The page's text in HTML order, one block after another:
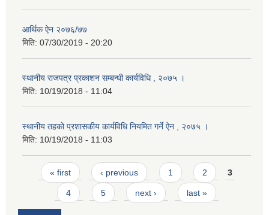
आर्थिक ऐन २०७६/७७
मिति: 07/30/2019 - 20:20
स्थानीय राजपत्र प्रकाशन सम्बन्धी कार्यविधि , २०७५ ।
मिति: 10/19/2018 - 11:04
स्थानीय तहको प्रशासकीय कार्यविधि नियमित गर्ने ऐन , २०७५ ।
मिति: 10/19/2018 - 11:03
Pages
« first ‹ previous 1 2 3
4 5 next › last »